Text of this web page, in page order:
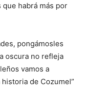
habrá más por
pongámosles
oscura no refleja
vamos a
de Cozumel”